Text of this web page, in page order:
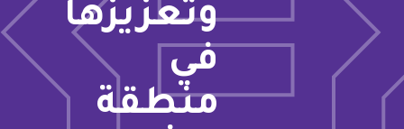
وتعزيزها
في
منطقة